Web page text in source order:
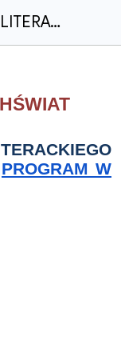
PROGRAM SEMINARIUM LITERACKIEGO ŚKF 2025
PROGRAM W